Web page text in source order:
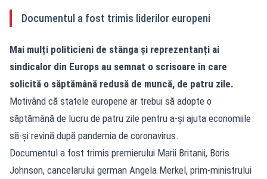
Documentul a fost trimis liderilor europeni
Mai mulți politicieni de stânga și reprezentanți ai
sindicalor din Europs au semnat o scrisoare în care
solicită o săptămână redusă de muncă, de patru zile.
Motivând că statele europene ar trebui să adopte o
săptămână de lucru de patru zile pentru a-și ajuta economiile
să-și revină după pandemia de coronavirus.
Documentul a fost trimis premierului Marii Britanii, Boris
Johnson, cancelarului german Angela Merkel, prim-ministrului